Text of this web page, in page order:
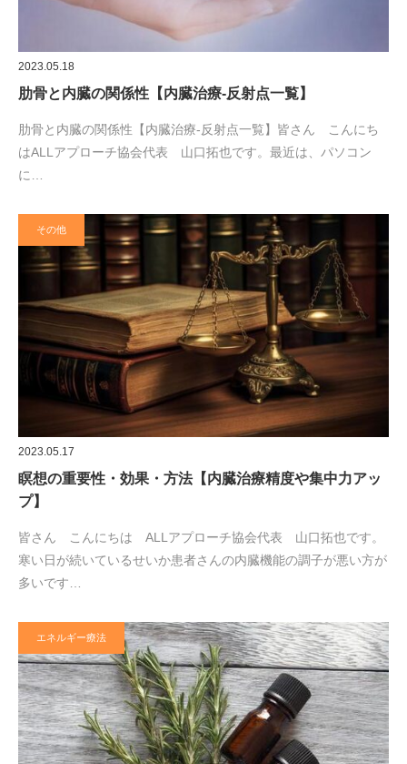
2023.05.18
肋骨と内臓の関係性【内臓治療‐反射点一覧】
肋骨と内臓の関係性【内臓治療‐反射点一覧】皆さん こんにち
はALLアプローチ協会代表 山口拓也です。最近は、パソコン
に…
その他
2023.05.17
瞑想の重要性・効果・方法【内臓治療精度や集中力アッ
プ】
皆さん こんにちは ALLアプローチ協会代表 山口拓也です。
寒い日が続いているせいか患者さんの内臓機能の調子が悪い方が
多いです…
エネルギー療法